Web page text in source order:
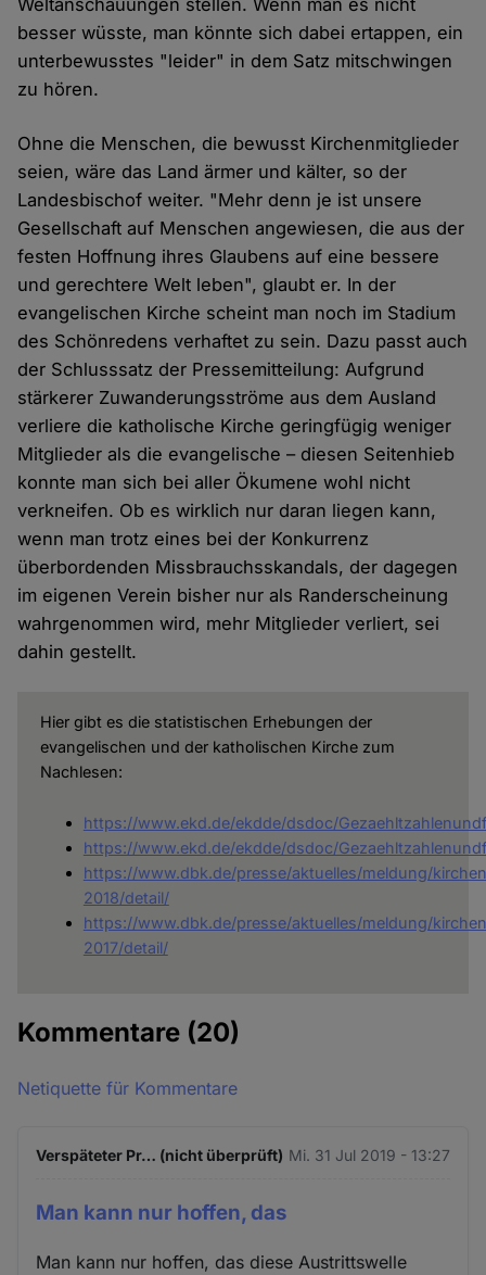
Weltanschauungen stellen. Wenn man es nicht
besser wüsste, man könnte sich dabei ertappen, ein
unterbewusstes "leider" in dem Satz mitschwingen
zu hören.
Ohne die Menschen, die bewusst Kirchenmitglieder
seien, wäre das Land ärmer und kälter, so der
Landesbischof weiter. "Mehr denn je ist unsere
Gesellschaft auf Menschen angewiesen, die aus der
festen Hoffnung ihres Glaubens auf eine bessere
und gerechtere Welt leben", glaubt er. In der
evangelischen Kirche scheint man noch im Stadium
des Schönredens verhaftet zu sein. Dazu passt auch
der Schlusssatz der Pressemitteilung: Aufgrund
stärkerer Zuwanderungsströme aus dem Ausland
verliere die katholische Kirche geringfügig weniger
Mitglieder als die evangelische – diesen Seitenhieb
konnte man sich bei aller Ökumene wohl nicht
verkneifen. Ob es wirklich nur daran liegen kann,
wenn man trotz eines bei der Konkurrenz
überbordenden Missbrauchsskandals, der dagegen
im eigenen Verein bisher nur als Randerscheinung
wahrgenommen wird, mehr Mitglieder verliert, sei
dahin gestellt.
Hier gibt es die statistischen Erhebungen der
evangelischen und der katholischen Kirche zum
Nachlesen:
https://www.ekd.de/ekdde/dsdoc/
https://www.ekd.de/ekdde/dsdoc/
https://www.dbk.de/presse/aktuelles/meldung/
2018/detail/
https://www.dbk.de/presse/aktuelles/meldung/
2017/detail/
Kommentare (20)
Netiquette für Kommentare
Verspäteter Pr… (nicht überprüft) Mi. 31 Jul 2019 - 13:27
Man kann nur hoffen, das
Man kann nur hoffen, das diese Austrittswelle